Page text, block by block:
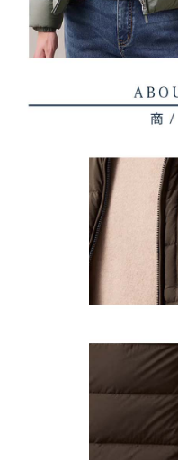
恩沛科技股份有限公司將有權